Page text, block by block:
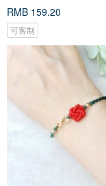
RMB 159.20
可客制